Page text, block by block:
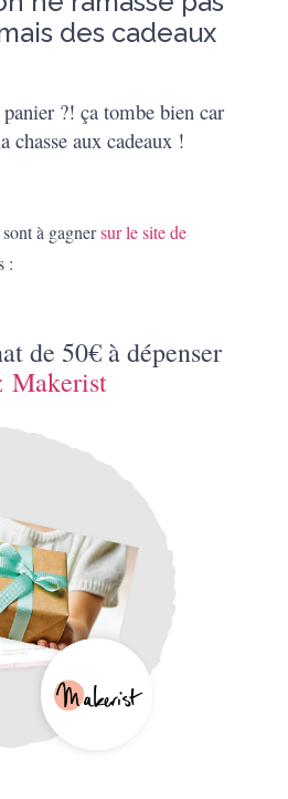
des cadeaux
?! ça tombe bien car
chasse aux cadeaux !
à gagnersur le site de
:
de 50€ à dépenser
Makerist